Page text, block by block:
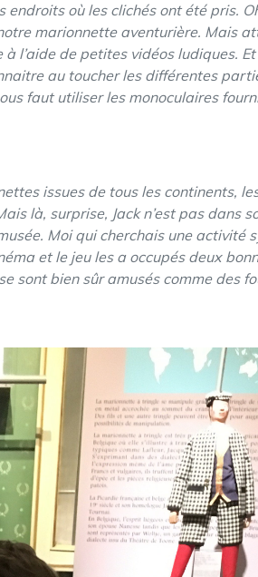
où les clichés ont été pris.
marionnette aventurière. Mais
l’aide de petites vidéos ludiques.
au toucher les différentes
faut utiliser les monoculaires
issues de tous les continents,
là, surprise, Jack n’est pas dans
Moi qui cherchais une activité
et le jeu les a occupés deux
sont bien sûr amusés comme des